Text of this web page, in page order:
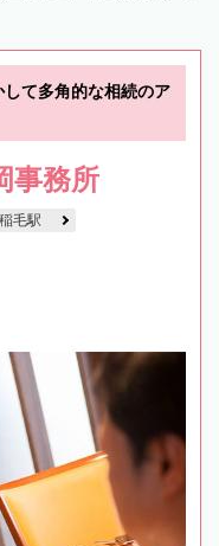
して多角的な相続のア
事務所
稲毛駅